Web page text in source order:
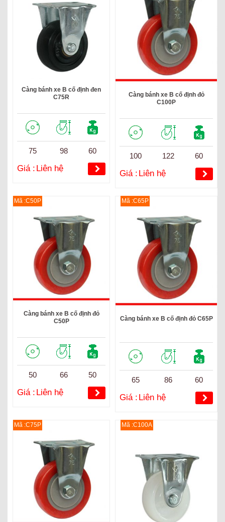
Càng bánh xe B cố định đen
C75R
75 98 60
Giá : Liên hệ
Càng bánh xe B cố định đỏ
C100P
100 122 60
Giá : Liên hệ
Mã :C50P
Càng bánh xe B cố định đỏ
C50P
50 66 50
Giá : Liên hệ
Mã :C65P
Càng bánh xe B cố định đỏ C65P
65 86 60
Giá : Liên hệ
Mã :C75P Mã :C100A